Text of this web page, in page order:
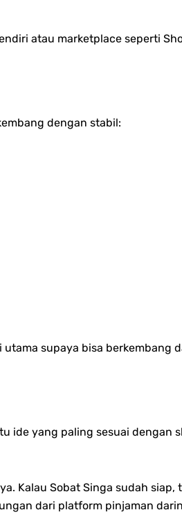
atau marketplace seperti
dengan stabil:
supaya bisa berkembang
ide yang paling sesuai dengan
Kalau Sobat Singa sudah
dari platform pinjaman